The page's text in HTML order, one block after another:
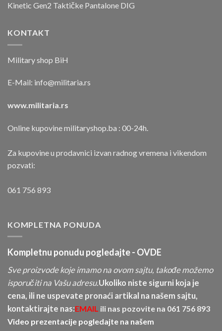
Kinetic Gen2 Taktičke Pantalone DIG
KONTAKT
Military shop BiH
E-Mail: info@militaria.rs
www.militaria.rs
Online kupovine militaryshop.ba : 00-24h.
Za kupovine u prodavnici izvan radnog vremena i vikendom
pozvati:
061 756 893
KOMPLETNA PONUDA
Kompletnu ponudu pogledajte - OVDE
Sve proizvode koje imamo na ovom sajtu, takođe možemo
isporučiti na Vašu adresu.Ukoliko niste sigurni koja je
cena, ili ne uspevate pronaći artikal na našem sajtu,
kontaktirajte nas:EMAIL ili nas pozovite na 061 756 893
Video prezentacije pogledajte na našem